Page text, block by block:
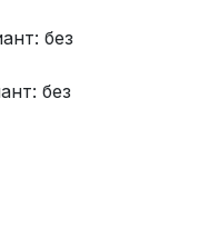
без
без